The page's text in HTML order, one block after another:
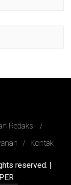
Redaksi
Kontak
reserved. |